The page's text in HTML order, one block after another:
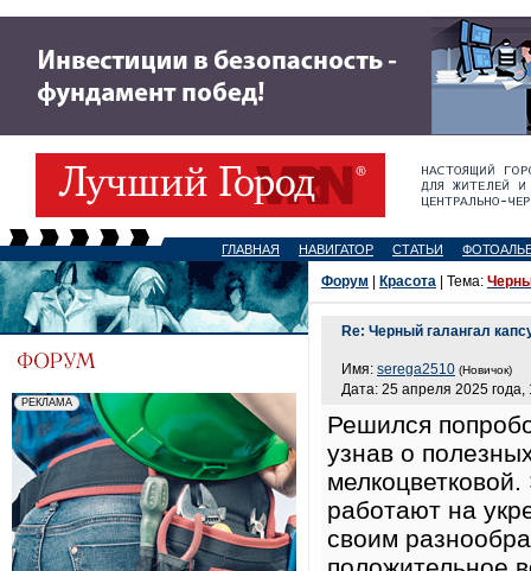
ГЛАВНАЯ НАВИГАТОР СТАТЬИ
Форум Красота | Тема:
Re: Черный галангал
Имя: serega2510 (Новичок)
Дата: 25 апреля 2025 года,
Решился
узнав о
работают на
своим